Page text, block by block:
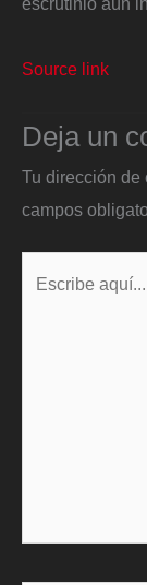
Source link
Deja un
Tu dirección de
campos